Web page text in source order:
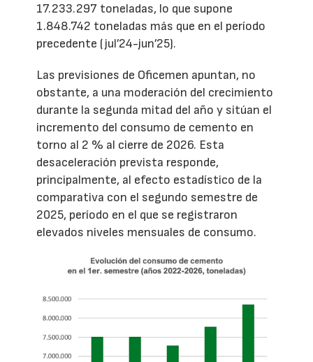
17.233.297 toneladas, lo que supone
1.848.742 toneladas más que en el período
precedente (jul’24-jun’25).
Las previsiones de Oficemen apuntan, no
obstante, a una moderación del crecimiento
durante la segunda mitad del año y sitúan el
incremento del consumo de cemento en
torno al 2 % al cierre de 2026. Esta
desaceleración prevista responde,
principalmente, al efecto estadístico de la
comparativa con el segundo semestre de
2025, período en el que se registraron
elevados niveles mensuales de consumo.